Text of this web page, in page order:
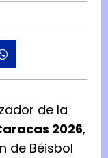
de la
2026,
de Béisbol